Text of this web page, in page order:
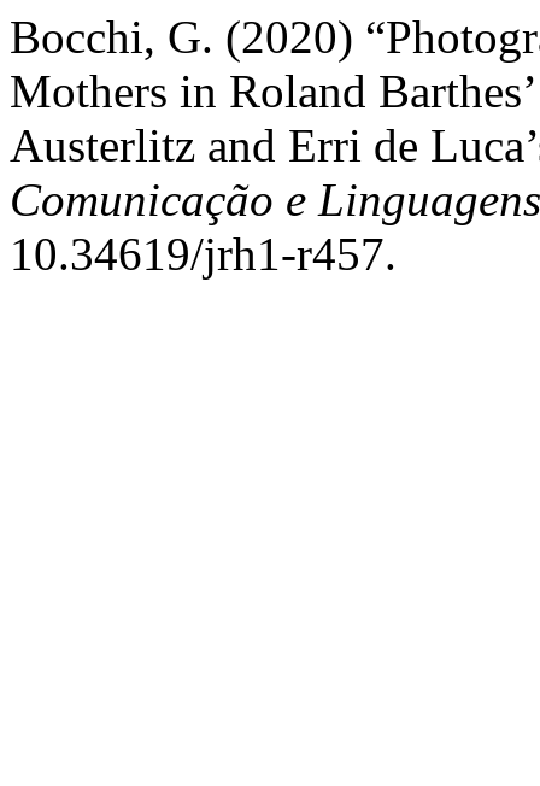
Bocchi, G. (2020)
Mothers in Roland
Austerlitz and Erri de
Comunicação e Linguagens
10.34619/jrh1-r457.